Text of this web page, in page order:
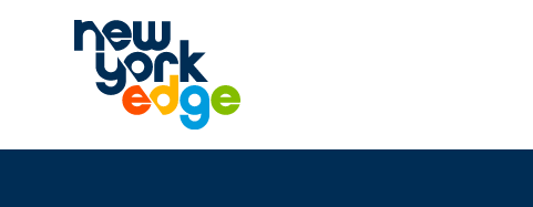
跳至主要内容